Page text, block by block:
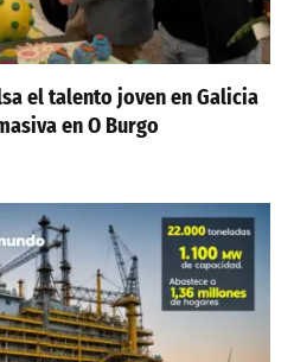
el talento joven en Galicia
en O Burgo